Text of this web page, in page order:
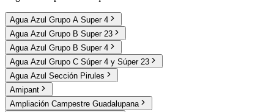
Agua Azul Grupo A Super 4
Agua Azul Grupo B Super 23
Agua Azul Grupo B Super 4
Agua Azul Grupo C Súper 4 y Súper 23
Agua Azul Sección Pirules
Amipant
Ampliación Campestre Guadalupana